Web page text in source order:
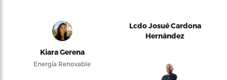
Kiara Gerena
Energía Renovable
Lcdo Josué Cardona
Hernández